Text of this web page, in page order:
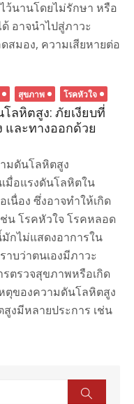
นานโดยไม่รักษา หรือ
อาจนำไปสู่ภาวะ
สมอง, ความเสียหายต่อ
สุขภาพ โรคหัวใจ
ลหิตสูง: ภัยเงียบที่
และทางออกด้วย
มดันโลหิตสูง
มื่อแรงดันโลหิตใน
นื่อง ซึ่งอาจทำให้เกิด
น โรคหัวใจ โรคหลอด
มักไม่แสดงอาการใน
บว่าตนเองมีภาวะ
ตรวจสุขภาพหรือเกิด
ตุของความดันโลหิตสูง
งมีหลายประการ เช่น